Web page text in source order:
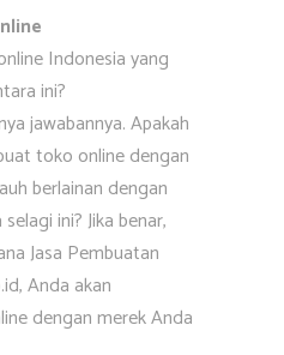
Indonesia yang
ini?
jawabannya. Apakah
toko online dengan
berlainan dengan
ini? Jika benar,
Jasa Pembuatan
Anda akan
dengan merek Anda